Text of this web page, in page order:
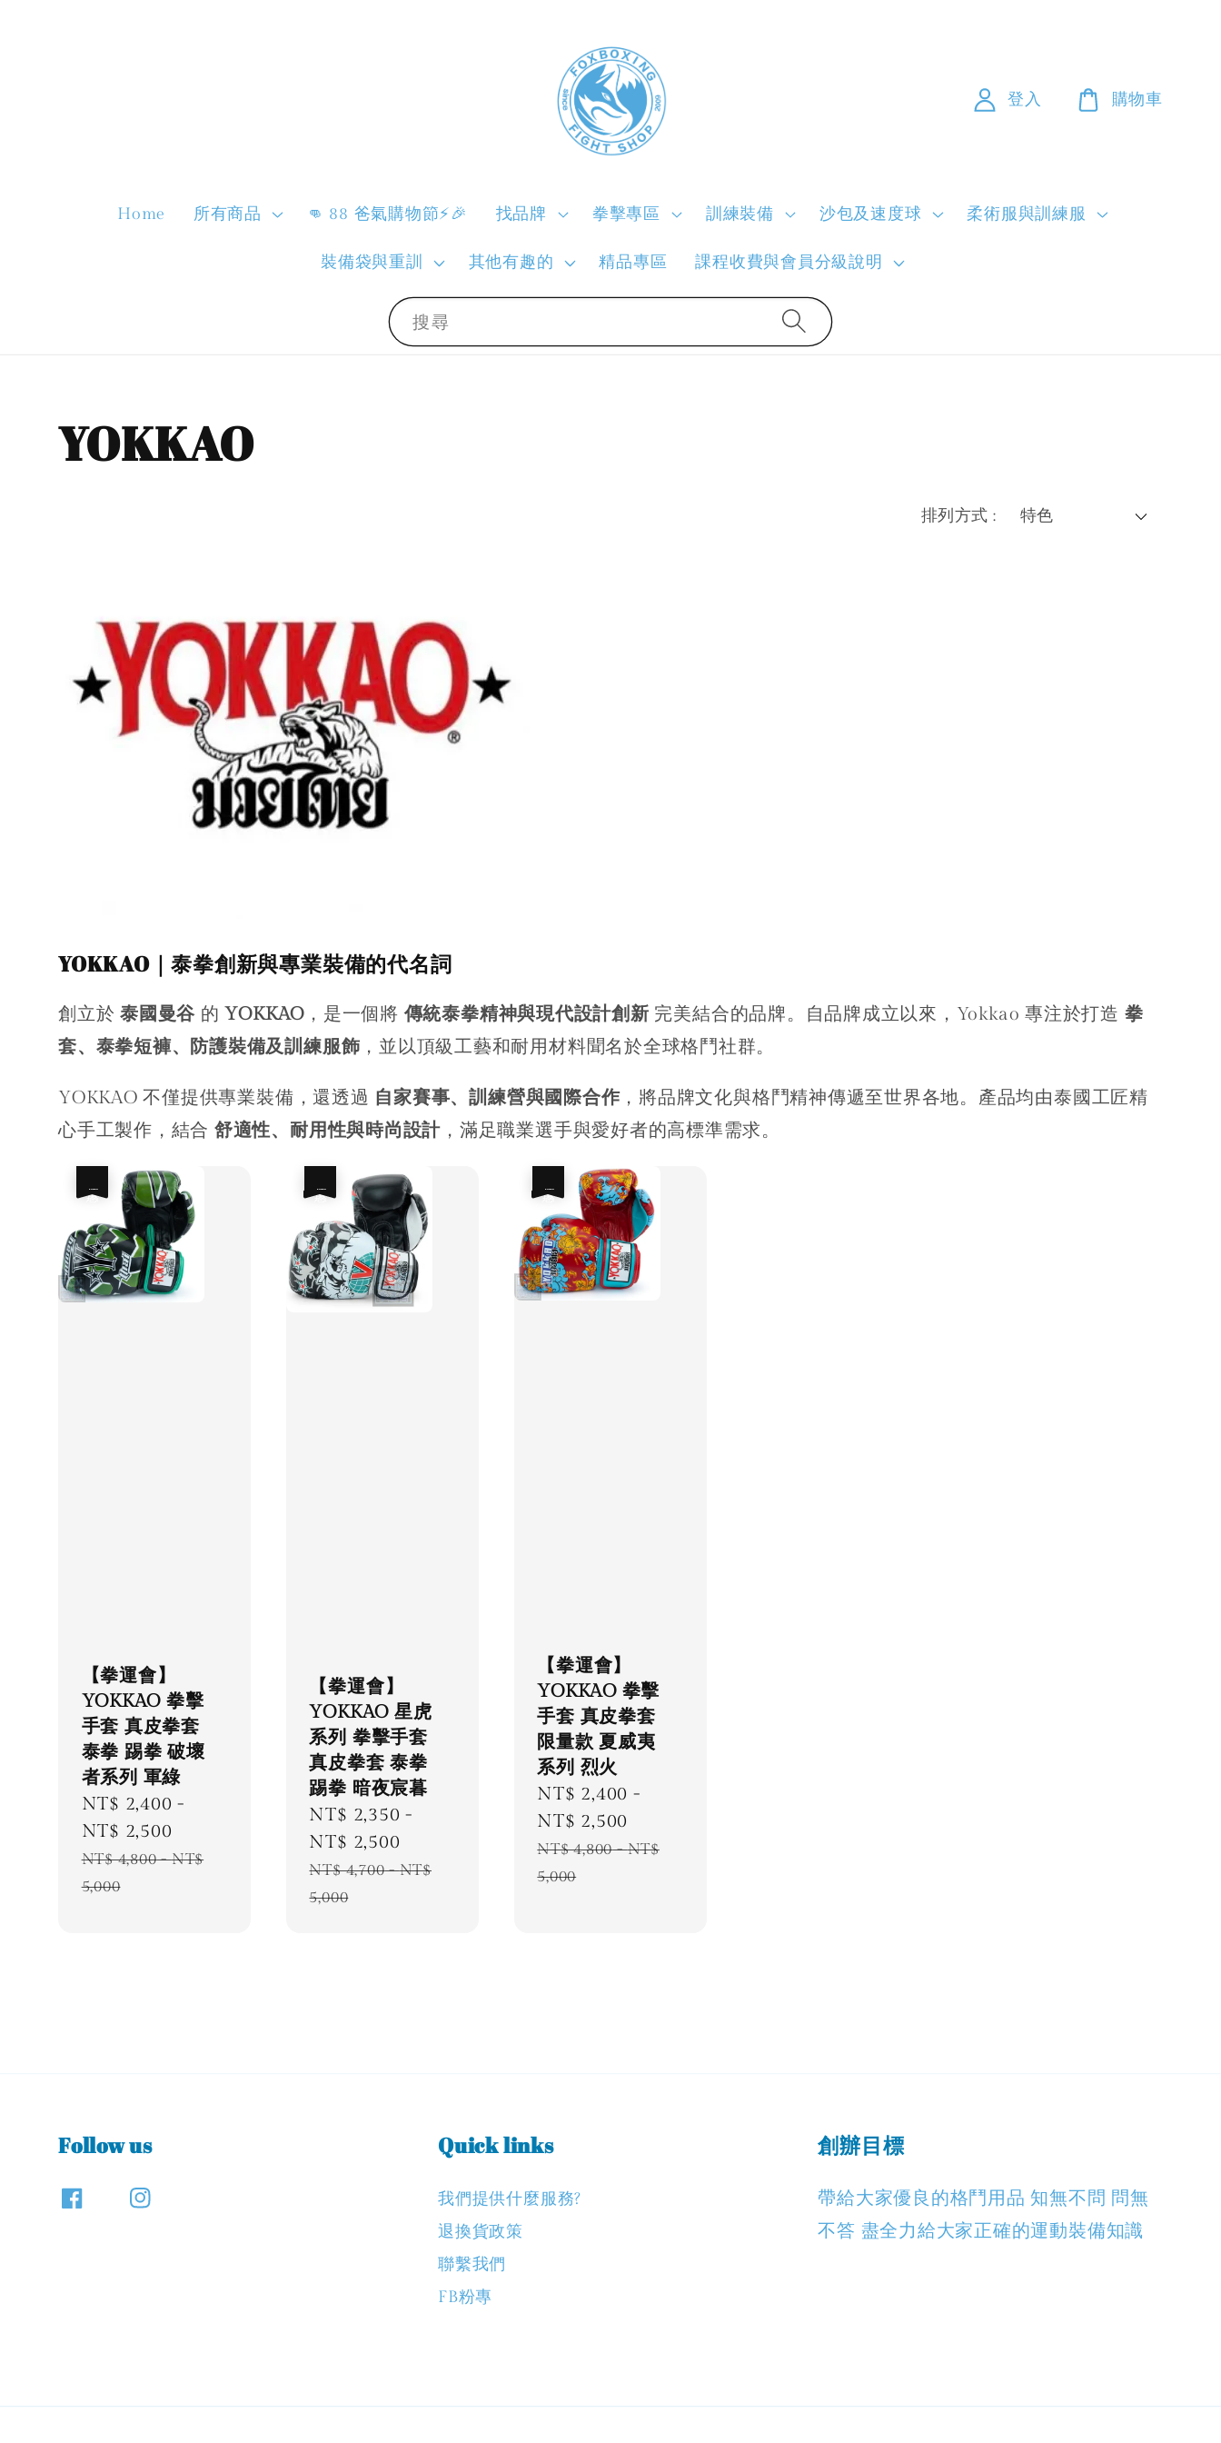
搜尋
Home 所有商品 👊 88 爸氣購物節⚡🎉 找品牌 拳擊專區 訓練裝備 沙包及速度球 柔術服與訓練服
裝備袋與重訓 其他有趣的 精品專區 課程收費與會員分級說明
登入 購物車
YOKKAO
排列方式 :
YOKKAO｜泰拳創新與專業裝備的代名詞
創立於泰國曼谷 的YOKKAO ，是一個將傳統泰拳精神與現代設計創新 完美結合的品牌。自品牌成立以來，Yokkao 專注於打造 拳
套、泰拳短褲、防護裝備及訓練服飾 ，並以頂級工藝和耐用材料聞名於全球格鬥社群。
YOKKAO 不僅提供專業裝備，還透過 自家賽事、訓練營與國際合作，將品牌文化與格鬥精神傳遞至世界各地。產品均由泰國工匠精
心手工製作，結合 舒適性、耐用性與時尚設計 ，滿足職業選手與愛好者的高標準需求。
【拳運會】
YOKKAO 拳擊
手套 真皮拳套
泰拳 踢拳 破壞
者系列 軍綠
Sale
price
NT$ 2,400 -
NT$ 2,500
Regular
price
NT$ 4,800-NT$
5,000
【拳運會】
YOKKAO 星虎
系列 拳擊手套
真皮拳套 泰拳
踢拳 暗夜宸暮
Sale
price
NT$ 2,350 -
NT$ 2,500
Regular
price
NT$ 4,700-NT$
5,000
【拳運會】
YOKKAO 拳擊
手套 真皮拳套
限量款 夏威夷
系列 烈火
Sale
price
NT$ 2,400 -
NT$ 2,500
Regular
price
NT$ 4,800-NT$
5,000
Follow us Quick links
我們提供什麼服務?
退換貨政策
聯繫我們
FB粉專
創辦目標
帶給大家優良的格鬥用品 知無不問 問無
不答 盡全力給大家正確的運動裝備知識